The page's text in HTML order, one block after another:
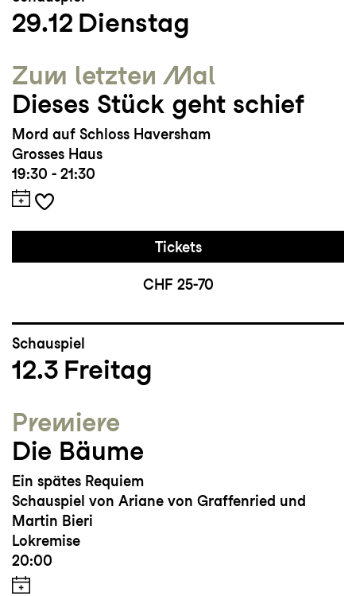
29.12 Dienstag
Zum letzten Mal
Dieses Stück geht schief
Mord auf Schloss Haversham
Grosses Haus
19:30 - 21:30
Tickets
CHF 25-70
Schauspiel
12.3 Freitag
Premiere
Die Bäume
Ein spätes Requiem
Schauspiel von Ariane von Graffenried und
Martin Bieri
Lokremise
20:00